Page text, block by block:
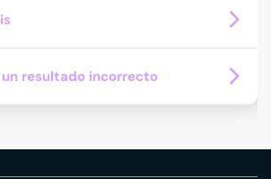
resultado incorrecto